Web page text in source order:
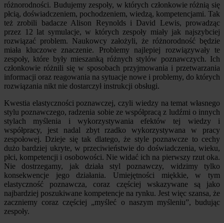
różnorodności. Budujemy zespoły, w których członkowie różnią się
płcią, doświadczeniem, pochodzeniem, wiedzą, kompetencjami. Tak
też zrobili badacze Alison Reynolds i David Lewis, prowadząc
przez 12 lat symulacje, w których zespoły miały jak najszybciej
rozwiązać problem. Naukowcy założyli, że różnorodność będzie
miała kluczowe znaczenie. Problemy najlepiej rozwiązywały te
zespoły, które były mieszanką różnych stylów poznawczych. Ich
członkowie różnili się w sposobach przyjmowania i przetwarzania
informacji oraz reagowania na sytuacje nowe i problemy, do których
rozwiązania nikt nie dostarczył instrukcji obsługi.
Kwestia elastyczności poznawczej, czyli wiedzy na temat własnego
stylu poznawczego, radzenia sobie ze współpracą z ludźmi o innych
stylach myślenia i wykorzystywania efektów tej wiedzy i
współpracy, jest nadal zbyt rzadko wykorzystywana w pracy
zespołowej. Dzieje się tak dlatego, że style poznawcze to cechy
dużo bardziej ukryte, w przeciwieństwie do doświadczenia, wieku,
płci, kompetencji i osobowości. Nie widać ich na pierwszy rzut oka.
Nie dostrzegamy, jak działa styl poznawczy, widzimy tylko
konsekwencje jego działania. Umiejętności miękkie, w tym
elastyczność poznawcza, coraz częściej wskazywane są jako
najbardziej poszukiwane kompetencje na rynku. Jest więc szansa, że
zaczniemy coraz częściej „myśleć o naszym myśleniu”, budując
zespoły.